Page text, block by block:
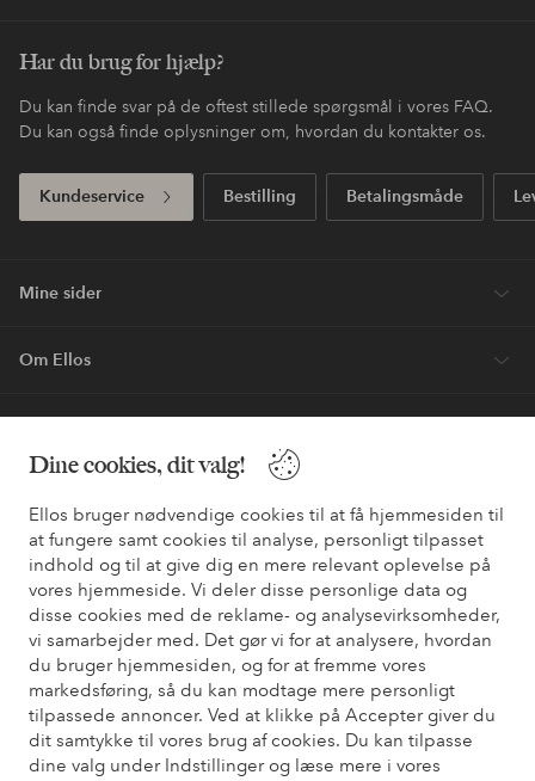
Dine cookies, dit valg!
Ellos bruger nødvendige cookies til at få hjemmesiden til
at fungere samt cookies til analyse, personligt tilpasset
indhold og til at give dig en mere relevant oplevelse på
vores hjemmeside. Vi deler disse personlige data og
disse cookies med de reklame- og analysevirksomheder,
vi samarbejder med. Det gør vi for at analysere, hvordan
du bruger hjemmesiden, og for at fremme vores
markedsføring, så du kan modtage mere personligt
tilpassede annoncer. Ved at klikke på Accepter giver du
dit samtykke til vores brug af cookies. Du kan tilpasse
dine valg under Indstillinger og læse mere i vores
Har du brug for hjælp?
Du kan finde svar på de oftest stillede spørgsmål i vores FAQ.
Du kan også finde oplysninger om, hvordan du kontakter os.
Kundeservice Bestilling Betalingsmåde
Mine sider
Om Ellos
Venner
Sikre betalinger - betal nu eller del op
Vil du vide mere om vores betalingsmuligheder?
elpy elpy